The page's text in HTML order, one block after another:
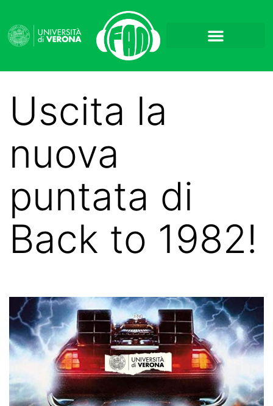
Uscita la
nuova
puntata di
Back to 1982!